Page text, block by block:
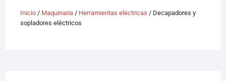
Inicio/ Maquinaria/ Herramientas eléctricas / Decapadores y
sopladores eléctricos